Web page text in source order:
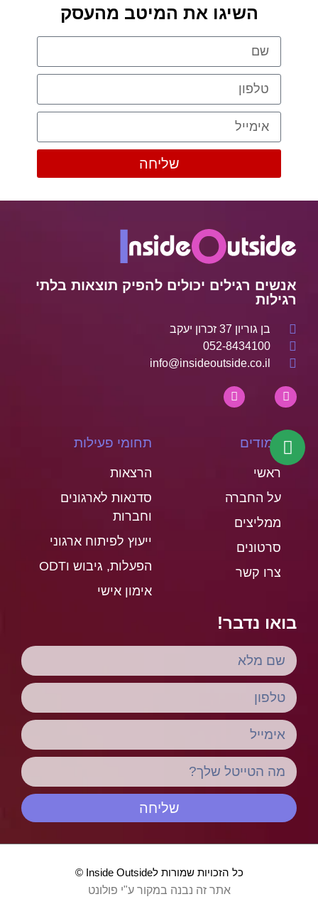
השיגו את המיטב מהעסק
שליחה
אנשים רגילים יכולים להפיק תוצאות בלתי
רגילות
בן גוריון 37 זכרון יעקב
052-8434100
info@insideoutside.co.il
עמודים
ראשי
על החברה
ממליצים
סרטונים
צרו קשר
תחומי פעילות
הרצאות
סדנאות לארגונים
וחברות
ייעוץ לפיתוח ארגוני
הפעלות, גיבוש וODT
אימון אישי
בואו נדבר!
שליחה
כל הזכויות שמורות לInside Outside ©
אתר זה נבנה במקור ע"י פולונט